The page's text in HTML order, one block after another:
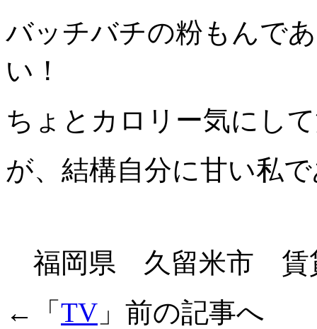
バッチバチの粉もんで
い！
ちょとカロリー気にし
が、結構自分に甘い私
福岡県 久留米市
←「 TV 」前の記事へ